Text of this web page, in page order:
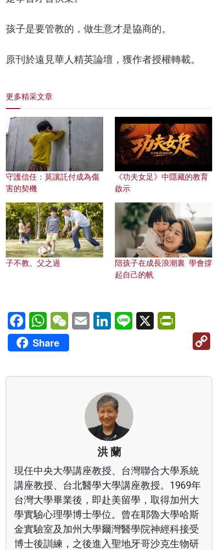
孩子是要管教的，做生意才是協商的。
原刊於遠見華人精英論壇，獲作者授權轉載。
更多精采文章
守護信任：莫讓託付成為傷
害的契機
《功夫女足》中隱藏的教育
啟示
子不教、父之過
陪孩子在成長浪潮裏 學會撐
起自己的帆
FacebookWhatsAppWeChatEmail LinkedInLine X
Share
洪 蘭
現任中央大學講座教授、台灣聯合大學系統
講座教授、台北醫學大學講座教授。1969年
台灣大學畢業後，即赴美留學，取得加州大
學實驗心理學博士學位。曾在耶魯大學哈斯
金實驗室及加州大學爾灣醫學院神經科接受
博士後訓練，之後進入聖地牙哥沙克生物研